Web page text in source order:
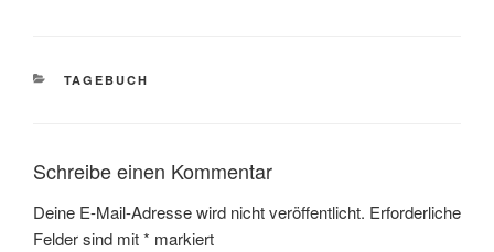
KATEGORIEN
TAGEBUCH
Schreibe einen Kommentar
Deine E-Mail-Adresse wird nicht veröffentlicht. Erforderliche
Felder sind mit* markiert